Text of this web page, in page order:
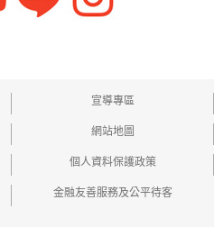
宣導專區
網站地圖
個人資料保護政策
金融友善服務及公平待客